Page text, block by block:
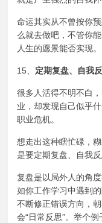
命运其实从不曾按你
么就去做吧，不管你
人生的愿景能否实现。
15、 定期复盘、自我
很多人活得不明不白
业，却发现自己似乎
职业危机。
想走出这种瞎忙碌，
是要定期复盘、自我反
复盘是以 局外人 的角
如你工作学习中遇到
不断修正错误方向，
会“日常反思”。举个